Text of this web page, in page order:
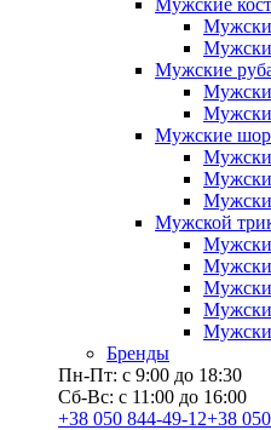
Мужские
Мужские
Мужской
Бренды
Пн-Пт: с 9:00 до 18:30
Сб-Вс: с 11:00 до 16:00
+38 050 844-49-12+38